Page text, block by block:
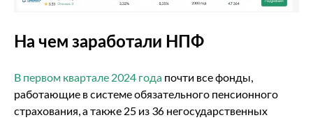
На чем заработали НПФ
В первом квартале 2024 года почти все фонды,
работающие в системе обязательного пенсионного
страхования, а также 25 из 36 негосударственных